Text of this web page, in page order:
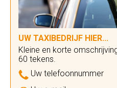
UW TAXIBEDRIJF HIER...
Kleine en korte
60 tekens.
Uw telefoonnummer